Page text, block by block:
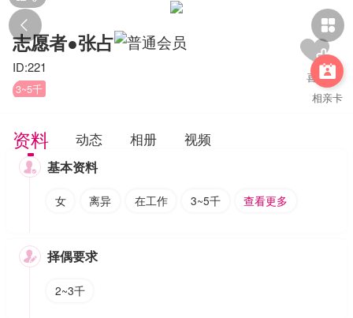
 

相亲卡
志愿者●张占
ID:221
3~5千
资料 动态 相册 视频
 基本资料
女 离异 在工作 3~5千 查看更多
 择偶要求
2~3千